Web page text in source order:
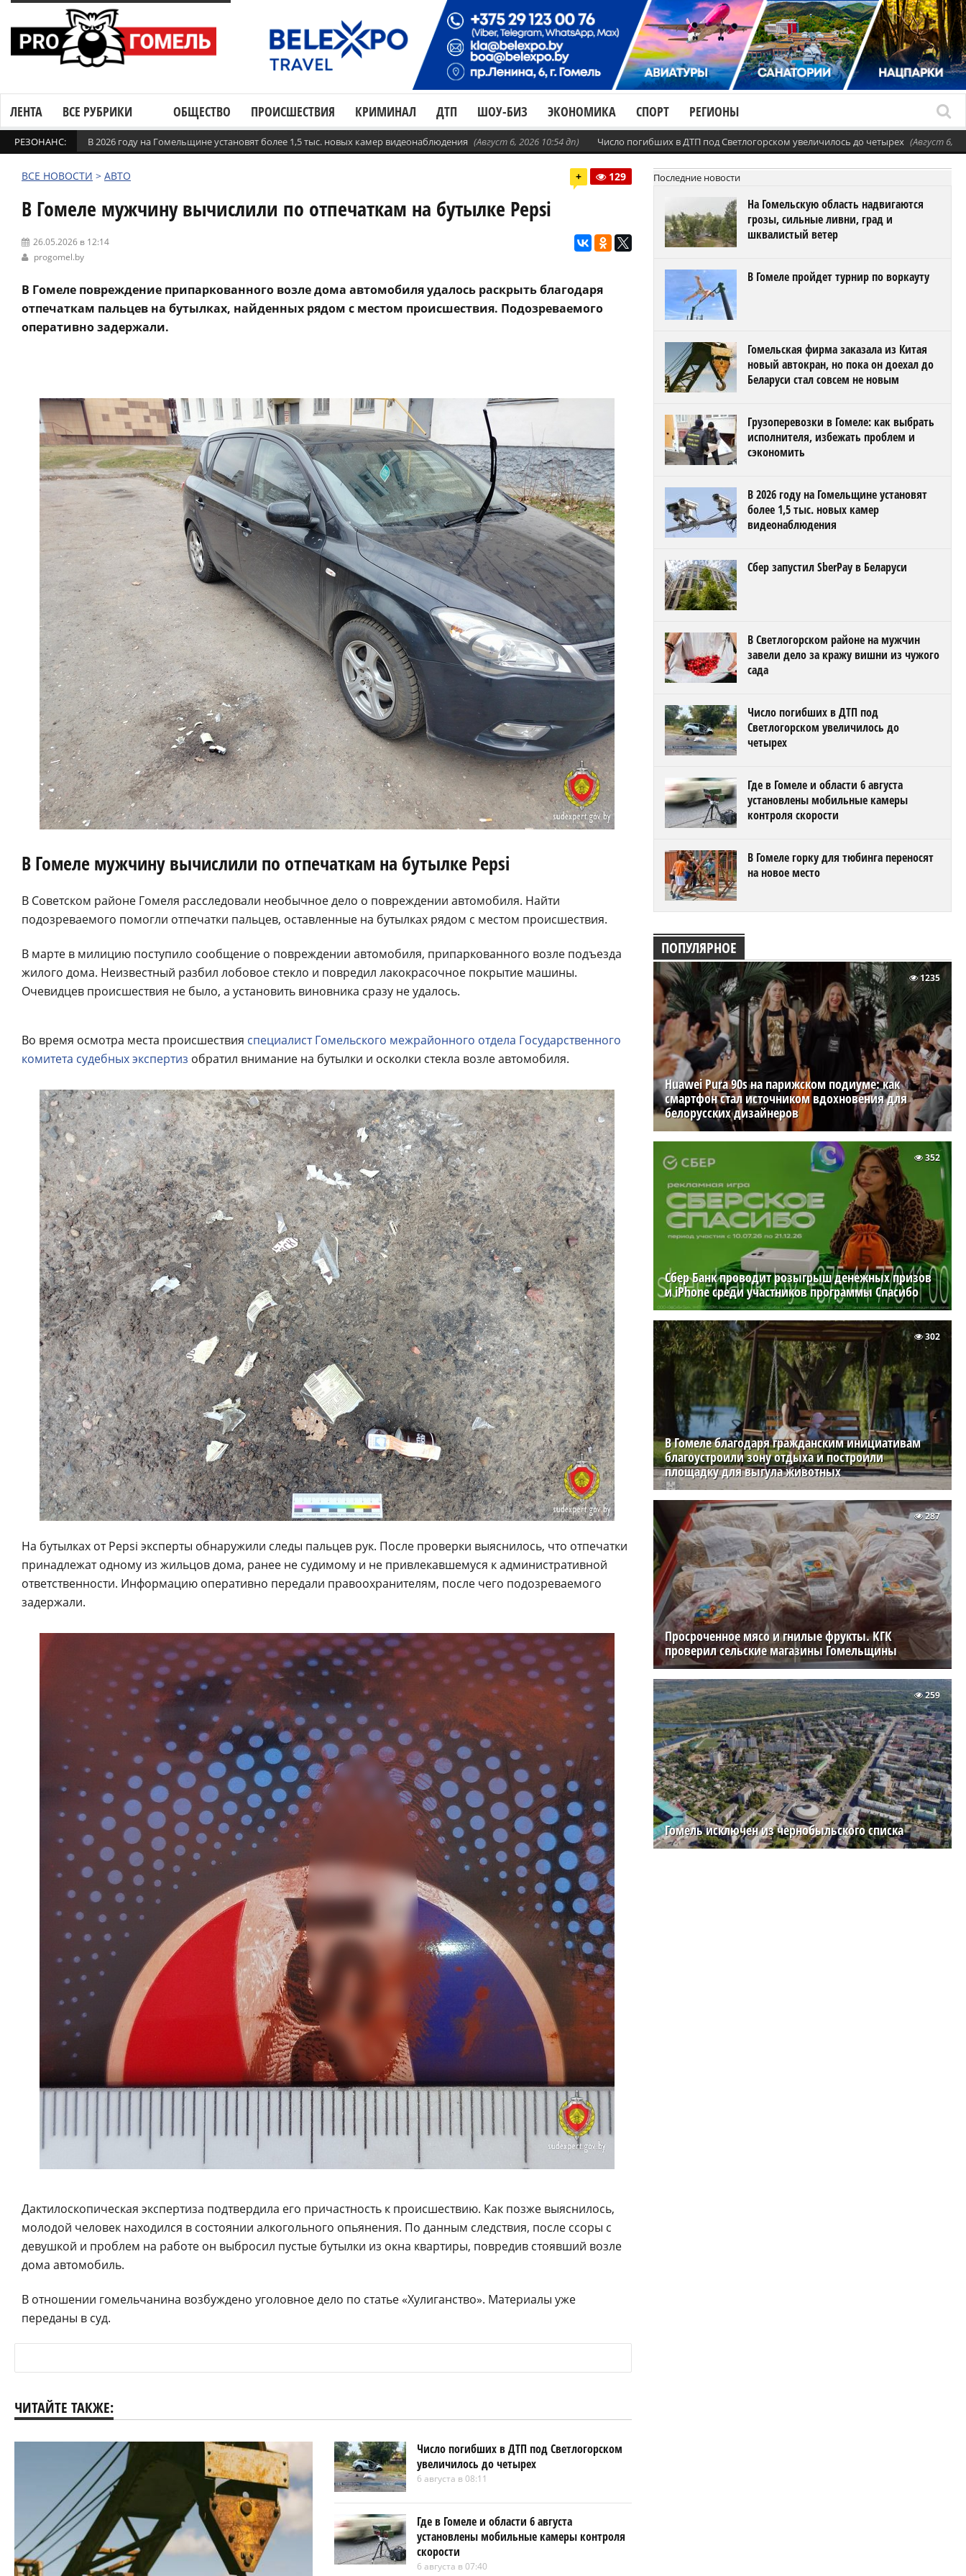
ЛЕНТА ВСЕ РУБРИКИ ОБЩЕСТВО ПРОИСШЕСТВИЯ КРИМИНАЛ ДТП ШОУ-БИЗ ЭКОНОМИКА СПОРТ РЕГИОНЫ
РЕЗОНАНС: В 2026 году на Гомельщине установят более 1,5 тыс. новых камер видеонаблюдения (Август 6, 2026 10:54 дп) Число погибших в ДТП под Светлогорском увеличилось до четырех (Август 6,
ВСЕ НОВОСТИ > АВТО + 129
В Гомеле мужчину вычислили по отпечаткам на бутылке Pepsi
26.05.2026 в 12:14
progomel.by
В Гомеле повреждение припаркованного возле дома автомобиля удалось раскрыть благодаря
отпечаткам пальцев на бутылках, найденных рядом с местом происшествия. Подозреваемого
оперативно задержали.
В Гомеле мужчину вычислили по отпечаткам на бутылке Pepsi
В Советском районе Гомеля расследовали необычное дело о повреждении автомобиля. Найти
подозреваемого помогли отпечатки пальцев, оставленные на бутылках рядом с местом происшествия.
В марте в милицию поступило сообщение о повреждении автомобиля, припаркованного возле подъезда
жилого дома. Неизвестный разбил лобовое стекло и повредил лакокрасочное покрытие машины.
Очевидцев происшествия не было, а установить виновника сразу не удалось.
Во время осмотра места происшествия специалист Гомельского межрайонного отдела Государственного
комитета судебных экспертиз обратил внимание на бутылки и осколки стекла возле автомобиля.
На бутылках от Pepsi эксперты обнаружили следы пальцев рук. После проверки выяснилось, что отпечатки
принадлежат одному из жильцов дома, ранее не судимому и не привлекавшемуся к административной
ответственности. Информацию оперативно передали правоохранителям, после чего подозреваемого
задержали.
Дактилоскопическая экспертиза подтвердила его причастность к происшествию. Как позже выяснилось,
молодой человек находился в состоянии алкогольного опьянения. По данным следствия, после ссоры с
девушкой и проблем на работе он выбросил пустые бутылки из окна квартиры, повредив стоявший возле
дома автомобиль.
В отношении гомельчанина возбуждено уголовное дело по статье «Хулиганство». Материалы уже
переданы в суд.
ЧИТАЙТЕ ТАКЖЕ:
Число погибших в ДТП под Светлогорском
увеличилось до четырех
6 августа в 08:11
Где в Гомеле и области 6 августа
установлены мобильные камеры контроля
скорости
6 августа в 07:40
Последние новости
На Гомельскую область надвигаются
грозы, сильные ливни, град и
шквалистый ветер
В Гомеле пройдет турнир по воркауту
Гомельская фирма заказала из Китая
новый автокран, но пока он доехал до
Беларуси стал совсем не новым
Грузоперевозки в Гомеле: как выбрать
исполнителя, избежать проблем и
сэкономить
В 2026 году на Гомельщине установят
более 1,5 тыс. новых камер
видеонаблюдения
Сбер запустил SberPay в Беларуси
В Светлогорском районе на мужчин
завели дело за кражу вишни из чужого
сада
Число погибших в ДТП под
Светлогорском увеличилось до
четырех
Где в Гомеле и области 6 августа
установлены мобильные камеры
контроля скорости
В Гомеле горку для тюбинга переносят
на новое место
ПОПУЛЯРНОЕ
Huawei Pura 90s на парижском подиуме: как
смартфон стал источником вдохновения для
белорусских дизайнеров
1235
Сбер Банк проводит розыгрыш денежных призов
и iPhone среди участников программы Спасибо
352
В Гомеле благодаря гражданским инициативам
благоустроили зону отдыха и построили
площадку для выгула животных
302
Просроченное мясо и гнилые фрукты. КГК
проверил сельские магазины Гомельщины
287
Гомель исключен из чернобыльского списка
259